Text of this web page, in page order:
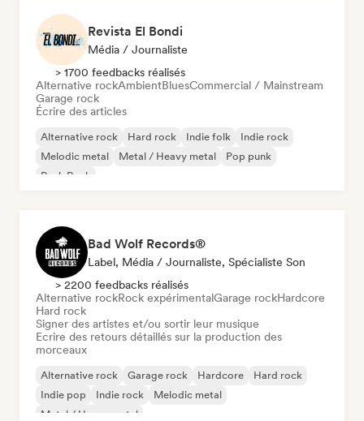
Revista El Bondi
Média / Journaliste
> 1700 feedbacks réalisés
Alternative rockAmbientBluesCommercial / Mainstream
Garage rock
Écrire des articles
Alternative rock Hard rock Indie folk
Indie rock
Melodic metal
Metal / Heavy metal
Pop punk
Punk Rock
Bad Wolf Records®
Label, Média / Journaliste, Spécialiste Son
> 2200 feedbacks réalisés
Alternative rockRock expérimentalGarage rockHardcore
Hard rock
Signer des artistes et/ou sortir leur musique
Ecrire des retours détaillés sur la production des
morceaux
Alternative rock Garage rock Hardcore
Hard rock
Indie pop
Indie rock
Melodic metal
Metal / Heavy metal